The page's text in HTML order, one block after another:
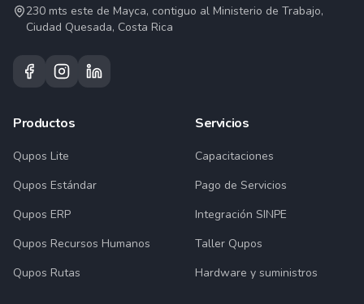
230 mts este de Mayca, contiguo al Ministerio de Trabajo,
Ciudad Quesada, Costa Rica
Productos
Qupos Lite
Qupos Estándar
Qupos ERP
Qupos Recursos Humanos
Qupos Rutas
Servicios
Capacitaciones
Pago de Servicios
Integración SINPE
Taller Qupos
Hardware y suministros